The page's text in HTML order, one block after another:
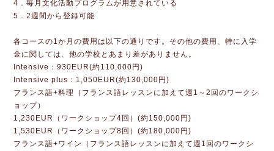
4．毎月文化活動プログラムが用意されている
5．2週間から登録可能
各コースの1か月の費用は以下の通りです。その他の費用、特に入学
金に関しては、他の学校とあまり差がありません。
Intensive：930EUR(約110,000円)
Intensive plus：1,050EUR(約130,000円)
フランス語+料理（フランス語レッスンに加えて週1～2回のワークシ
ョップ）
1,230EUR（ワークショップ4回）(約150,000円)
1,530EUR（ワークショップ8回）(約180,000円)
フランス語+ワイン（フランス語レッスンに加えて週1回のワークシ